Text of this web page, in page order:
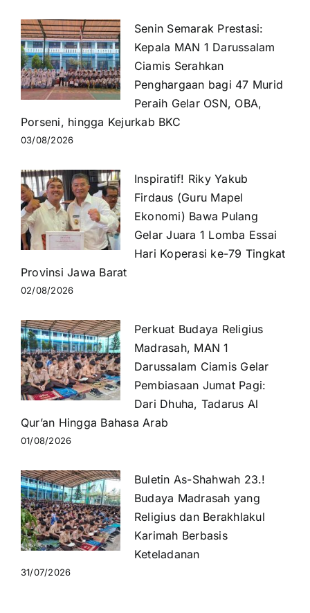
Senin Semarak Prestasi:
Kepala MAN 1 Darussalam
Ciamis Serahkan
Penghargaan bagi 47 Murid
Peraih Gelar OSN, OBA,
Porseni, hingga Kejurkab BKC
03/08/2026
Inspiratif! Riky Yakub
Firdaus (Guru Mapel
Ekonomi) Bawa Pulang
Gelar Juara 1 Lomba Essai
Hari Koperasi ke-79 Tingkat
Provinsi Jawa Barat
02/08/2026
Perkuat Budaya Religius
Madrasah, MAN 1
Darussalam Ciamis Gelar
Pembiasaan Jumat Pagi:
Dari Dhuha, Tadarus Al
Qur’an Hingga Bahasa Arab
01/08/2026
Buletin As-Shahwah 23.!
Budaya Madrasah yang
Religius dan Berakhlakul
Karimah Berbasis
Keteladanan
31/07/2026